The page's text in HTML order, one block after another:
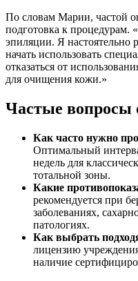
По словам Марии, частой
подготовка к процедурам.
эпиляции. Я настоятельно
начать использовать
отказаться от
для очищения кожи.»
Частые вопросы
Как часто нужно
Оптимальный
недель для
тотальной зоны.
Какие
рекомендуется при
заболеваниях,
патологиях.
Как выбрать
лицензию
наличие